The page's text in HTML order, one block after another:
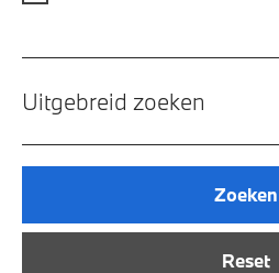
Uitgebreid zoeken
Reset
Zoeken